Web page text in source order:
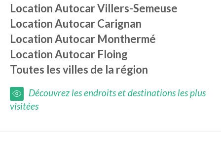
Location Autocar Villers-Semeuse
Location Autocar Carignan
Location Autocar Monthermé
Location Autocar Floing
Toutes les villes de la région
Découvrez les endroits et destinations les plus
visitées